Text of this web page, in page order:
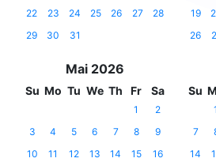
22 23 24 25 26 27
28
29
30 31
19
26
Mai 2026
Su Mo Tu We Th Fr Sa
1
2
3
4 5 6 7 8
9
10
11 12 13 14 15
16
Su
1
7
14